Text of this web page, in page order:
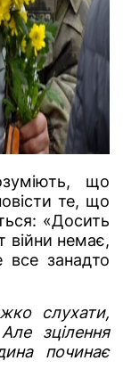
що
те, що
«Досить
війни немає,
занадто
слухати,
зцілення
починає